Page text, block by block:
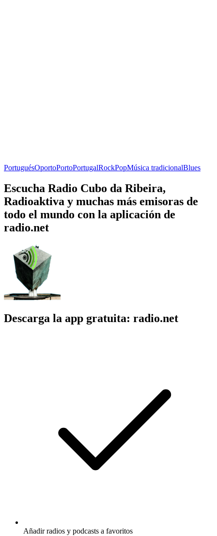
PortuguésOportoPortoPortugalRockPopMúsica tradicionalBlues
Escucha Radio Cubo da Ribeira,
Radioaktiva y muchas más emisoras de
todo el mundo con la aplicación de
radio.net
Descarga la app gratuita: radio.net
Añadir radios y podcasts a favoritos